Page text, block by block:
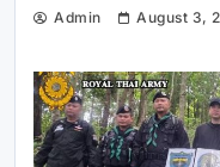
Admin August 3,